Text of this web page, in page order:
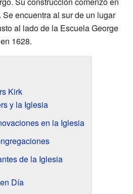
encuentra al sur de un lugar
al lado de la Escuela George
1628.
Kirk
y la Iglesia
en la Iglesia
de la Iglesia
Día